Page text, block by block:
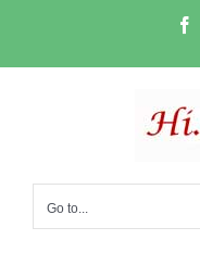
content
Go to...